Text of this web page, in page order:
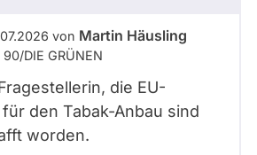
von Martin Häusling
90/­DIE GRÜNEN
die EU-
den Tabak-Anbau sind
worden.